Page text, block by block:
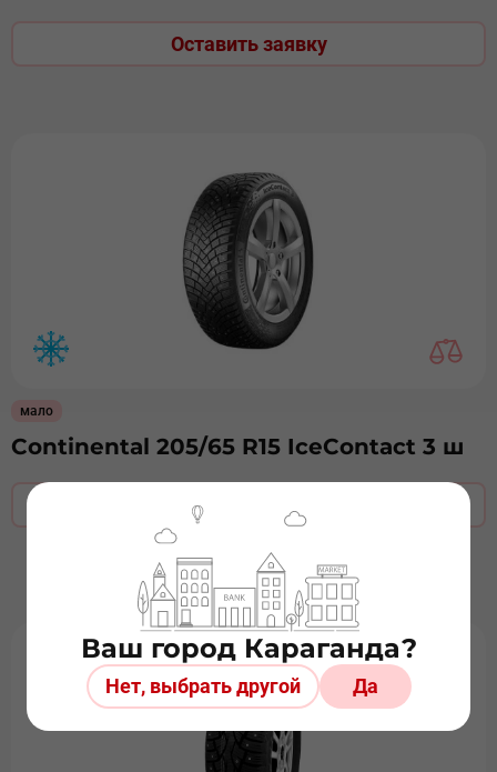
Оставить заявку
мало
Continental 205/65 R15 IceContact 3 ш
Оставить заявку
Ваш город Караганда?
Нет, выбрать другой Да